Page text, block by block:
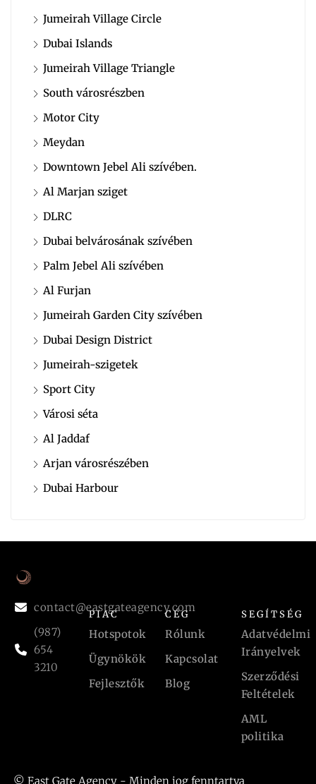
Jumeirah Village Circle
Dubai Islands
Jumeirah Village Triangle
South városrészben
Motor City
Meydan
Downtown Jebel Ali szívében.
Al Marjan sziget
DLRC
Dubai belvárosának szívében
Palm Jebel Ali szívében
Al Furjan
Jumeirah Garden City szívében
Dubai Design District
Jumeirah-szigetek
Sport City
Városi séta
Al Jaddaf
Arjan városrészében
Dubai Harbour
contact@eastgateagency.com
(987)
654
3210
PIAC
Hotspotok
Ügynökök
Fejlesztők
CÉG
Rólunk
Kapcsolat
Blog
SEGÍTSÉG
Adatvédelmi
Irányelvek
Szerződési
Feltételek
AML
politika
© East Gate Agency - Minden jog fenntartva